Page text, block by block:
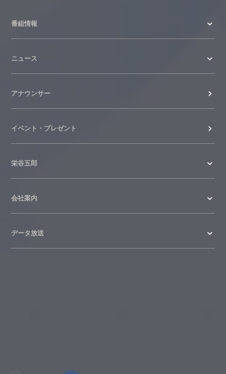
番組情報
ニュース
アナウンサー
イベント・プレゼント
栄谷五郎
会社案内
データ放送